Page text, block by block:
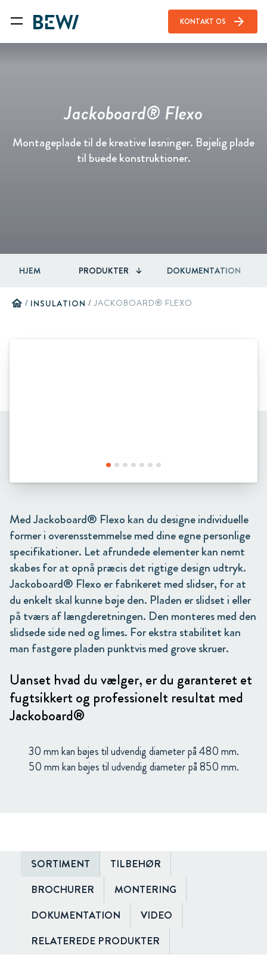
KONTAKT OS arrow_forward
Jackoboard® Flexo
Montageplade til de kreative løsninger. Bøjelig plade
til buede konstruktioner.
HJEM PRODUKTER DOKUMENTATION
home / INSULATION / JACKOBOARD® FLEXO
Med Jackoboard® Flexo kan du designe individuelle
former i overensstemmelse med dine egne personlige
specifikationer. Let afrundede elementer kan nemt
skabes for at opnå præcis det rigtige design udtryk.
Jackoboard® Flexo er fabrikeret med slidser, for at
du enkelt skal kunne bøje den. Pladen er slidset i eller
på tværs af længderetningen. Den monteres med den
slidsede side ned og limes. For ekstra stabilitet kan
man fastgøre pladen punktvis med grove skruer.
Uanset hvad du vælger, er du garanteret et
fugtsikkert og professionelt resultat med
Jackoboard®
30 mm kan bøjes til udvendig diameter på 480 mm.
50 mm kan bøjes til udvendig diameter på 850 mm.
SORTIMENT
TILBEHØR
BROCHURER
MONTERING
DOKUMENTATION
VIDEO
RELATEREDE PRODUKTER